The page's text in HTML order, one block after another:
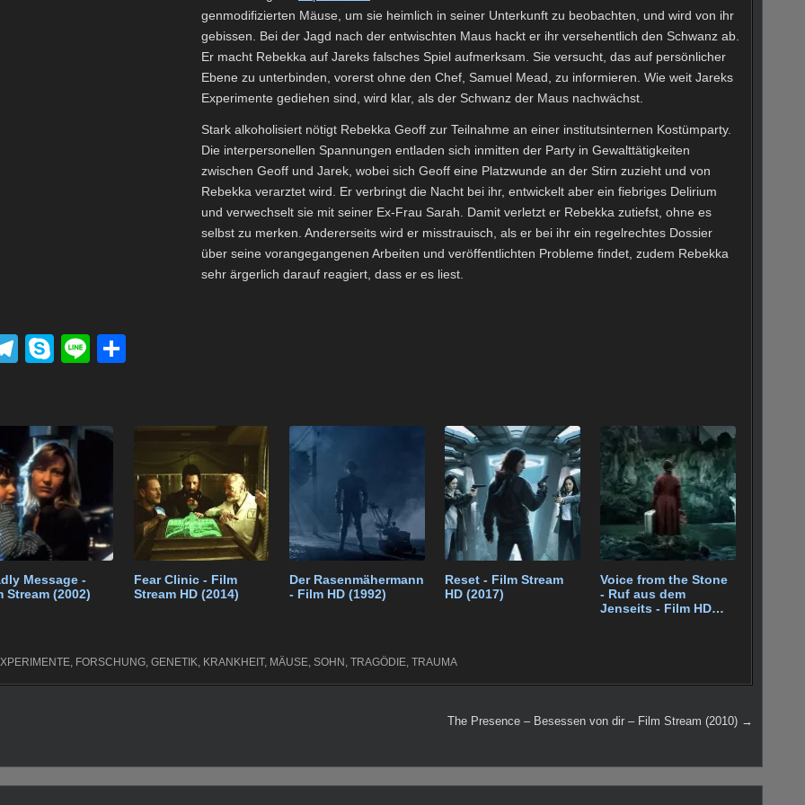
genmodifizierten Mäuse, um sie heimlich in seiner Unterkunft zu beobachten, und wird von ihr
gebissen. Bei der Jagd nach der entwischten Maus hackt er ihr versehentlich den Schwanz ab.
Er macht Rebekka auf Jareks falsches Spiel aufmerksam. Sie versucht, das auf persönlicher
Ebene zu unterbinden, vorerst ohne den Chef, Samuel Mead, zu informieren. Wie weit Jareks
Experimente gediehen sind, wird klar, als der Schwanz der Maus nachwächst.
Stark alkoholisiert nötigt Rebekka Geoff zur Teilnahme an einer institutsinternen Kostümparty.
Die interpersonellen Spannungen entladen sich inmitten der Party in Gewalttätigkeiten
zwischen Geoff und Jarek, wobei sich Geoff eine Platzwunde an der Stirn zuzieht und von
Rebekka verarztet wird. Er verbringt die Nacht bei ihr, entwickelt aber ein fiebriges Delirium
und verwechselt sie mit seiner Ex-Frau Sarah. Damit verletzt er Rebekka zutiefst, ohne es
selbst zu merken. Andererseits wird er misstrauisch, als er bei ihr ein regelrechtes Dossier
über seine vorangegangenen Arbeiten und veröffentlichten Probleme findet, zudem Rebekka
sehr ärgerlich darauf reagiert, dass er es liest.
T
gr
a
m
S
e
Li
n
Message -
Stream (2002)
Fear Clinic - Film
Stream HD (2014)
Der Rasenmähermann
- Film HD (1992)
Reset - Film Stream
HD (2017)
Voice from the Stone
- Ruf aus dem
Jenseits - Film HD
, FORSCHUNG, GENETIK, KRANKHEIT, MÄUSE, SOHN , TRAGÖDIE, TRAUMA
The Presence – Besessen von dir – Film Stream (2010) →